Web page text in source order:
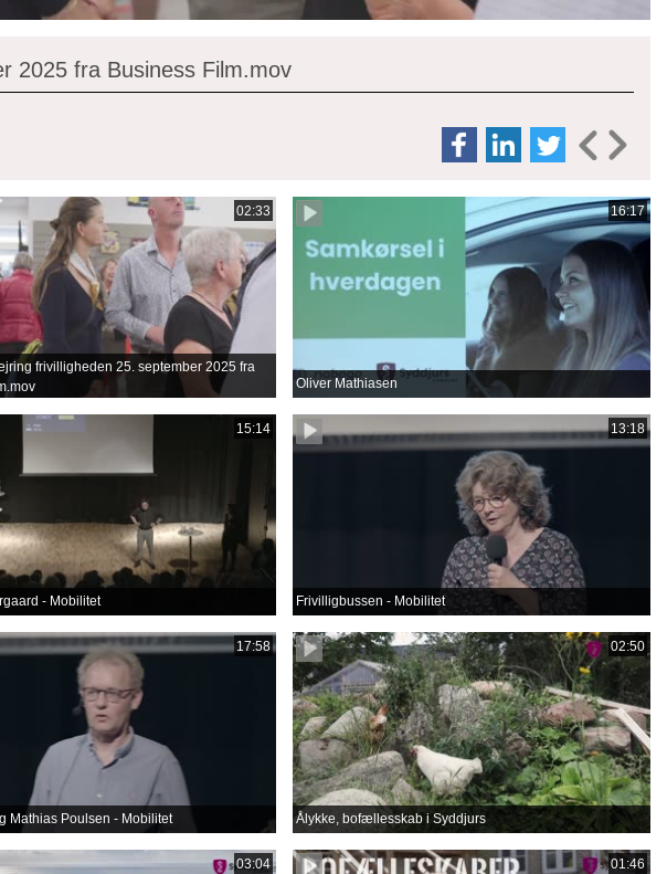
2025 fra Business Film.mov
02:33
frivilligheden 25. september 2025 fra
16:17
Oliver Mathiasen
15:14
- Mobilitet
13:18
Frivilligbussen - Mobilitet
17:58
Mathias Poulsen - Mobilitet
02:50
Ålykke, bofællesskab i Syddjurs
03:04 01:46